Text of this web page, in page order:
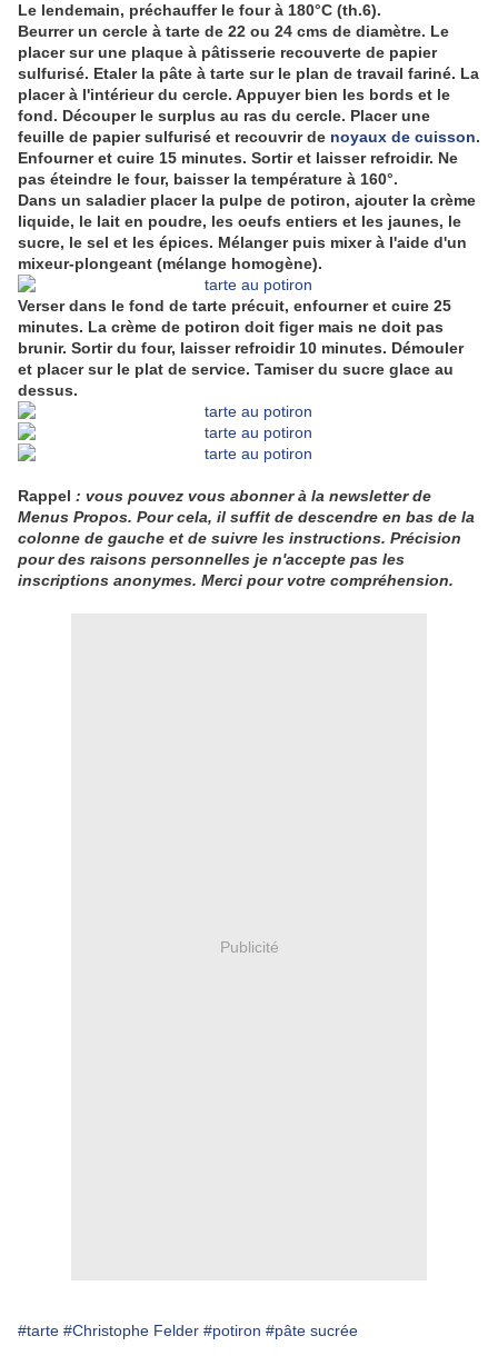
Le lendemain, préchauffer le four à 180°C (th.6).
Beurrer un cercle à tarte de 22 ou 24 cms de diamètre. Le
placer sur une plaque à pâtisserie recouverte de papier
sulfurisé. Etaler la pâte à tarte sur le plan de travail fariné. La
placer à l'intérieur du cercle. Appuyer bien les bords et le
fond. Découper le surplus au ras du cercle. Placer une
feuille de papier sulfurisé et recouvrir de noyaux de cuisson.
Enfourner et cuire 15 minutes. Sortir et laisser refroidir. Ne
pas éteindre le four, baisser la température à 160°.
Dans un saladier placer la pulpe de potiron, ajouter la crème
liquide, le lait en poudre, les oeufs entiers et les jaunes, le
sucre, le sel et les épices. Mélanger puis mixer à l'aide d'un
mixeur-plongeant (mélange homogène).
Verser dans le fond de tarte précuit, enfourner et cuire 25
minutes. La crème de potiron doit figer mais ne doit pas
brunir. Sortir du four, laisser refroidir 10 minutes. Démouler
et placer sur le plat de service. Tamiser du sucre glace au
dessus.
Rappel : vous pouvez vous abonner à la newsletter de
Menus Propos. Pour cela, il suffit de descendre en bas de la
colonne de gauche et de suivre les instructions. Précision
pour des raisons personnelles je n'accepte pas les
inscriptions anonymes. Merci pour votre compréhension.
Publicité
#tarte #Christophe Felder #potiron #pâte sucrée